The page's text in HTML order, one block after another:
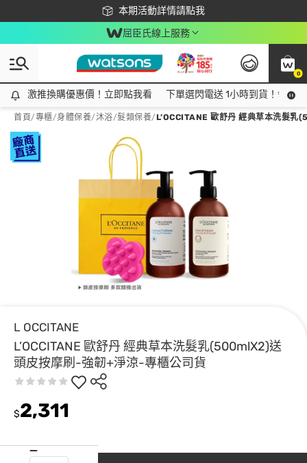
本期活動詳情請點我
下載app最高回饋$350
屈臣氏線上服務
0
激推換購優惠價！立即點我看
激推換購優惠價！立即點我看 下單選閃電送 1小時到貨！領神
首頁/專櫃/身體保養/沐浴/髮類保養/L’OCCITANE 歐舒丹 經典草本洗髮
L OCCITANE
L’OCCITANE 歐舒丹 經典草本洗髮乳(500mlX2)送
頭皮按摩刷-強韌+淨涼-專櫃公司貨
$2,311